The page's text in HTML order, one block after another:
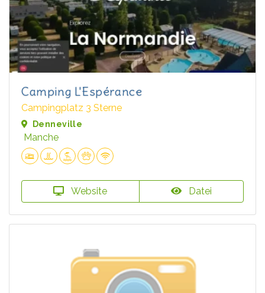
Camping L'Espérance
Campingplatz 3 Sterne
Denneville
Manche
Website Datei